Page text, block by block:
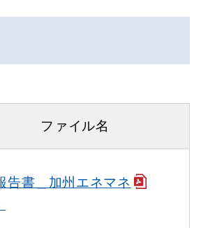
ファイル名
告書＿加州エネマネ